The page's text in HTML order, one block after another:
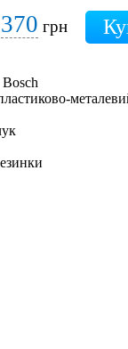
370 грн
Bosch